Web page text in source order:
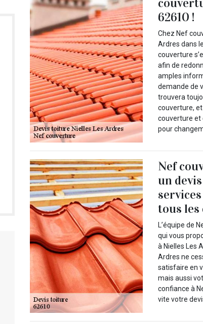
62610 !
Chez Nef
Ardres dans
couverture
afin de
amples
demande de
trouvera
couverture,
couverture et
pour
Nef
un
tous
L’équipe de
qui vous
à Nielles Les
Ardres ne
satisfaire en
mais aussi
confiance à
vite votre